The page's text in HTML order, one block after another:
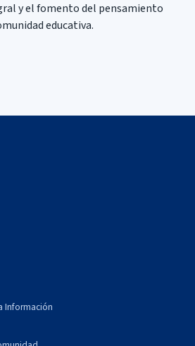
y el fomento del pensamiento
educativa.
Información